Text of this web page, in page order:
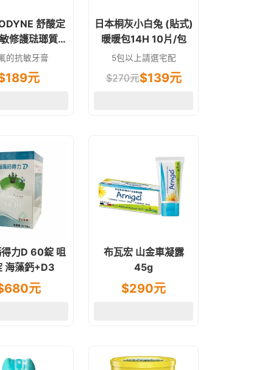
舒酸定
修護琺瑯質牙
膏 100g
的抗敏牙膏
189元
日本桐灰小白兔 (貼式)
暖暖包14H 10片/包
5包以上請選宅配
$270元$139元
力D 60錠 咀
海藻鈣+D3
680元
布瓦宏 山金車凝露
45g
$290元